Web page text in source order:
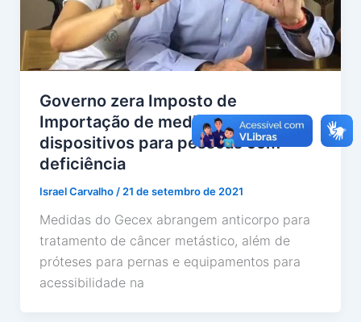
Governo zera Imposto de
Importação de medicamento e de
dispositivos para pessoas com
deficiência
Israel Carvalho/21 de setembro de 2021
Medidas do Gecex abrangem anticorpo para
tratamento de câncer metástico, além de
próteses para pernas e equipamentos para
acessibilidade na